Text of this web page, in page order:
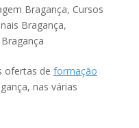
Bragança, Cursos
Bragança,
ofertas de formação
nas várias